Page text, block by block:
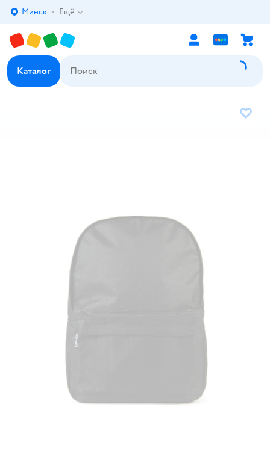
Выбор адреса доставки.
Минск Ещё
Каталог
В